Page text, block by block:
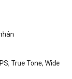
True Tone, Wide